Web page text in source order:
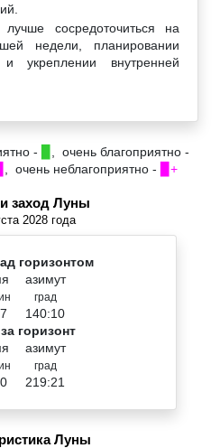
сосредоточиться на
недели, планировании
укреплении внутренней
-
, очень благоприятно -
, очень неблагоприятно - ▉+
заход Луны
2028 года
горизонтом
азимут
град
140:10
горизонт
азимут
град
219:21
Луны